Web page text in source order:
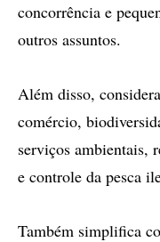
concorrência e
outros assuntos.
Além disso,
comércio,
serviços ambientais,
e controle da pesca
Também simplifica